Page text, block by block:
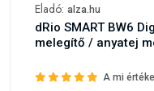
Eladó: alza.hu
dRio SMART BW6
melegítő / anyatej
A mi